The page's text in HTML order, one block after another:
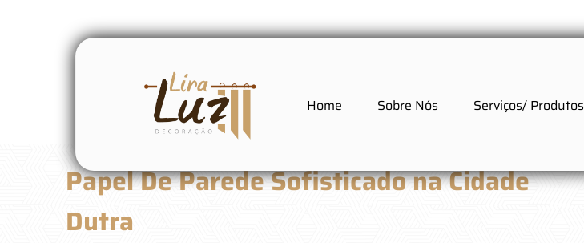
Home Sobre Nós Serviços/ Produtos
Papel De Parede Sofisticado na Cidade
Dutra